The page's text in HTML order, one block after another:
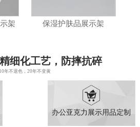
架 保湿护肤品展示架
细化工艺，防摔抗碎
10年不退色，20年不变黄
办公亚克力展示用品定制